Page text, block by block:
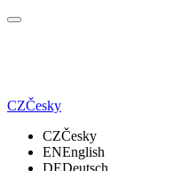
CZČesky
CZČesky
ENEnglish
DEDeutsch